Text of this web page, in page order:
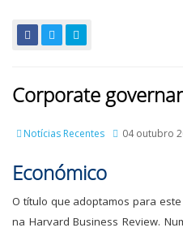
Corporate
Notícias Recentes 04 outubro
Económico
O título que adoptamos para
na Harvard Business Review.